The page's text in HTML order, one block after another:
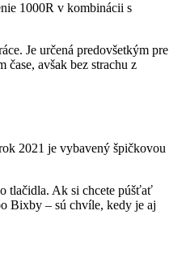
1000R v kombinácii s
Je určená predovšetkým pre
avšak bez strachu z
2021 je vybavený špičkovou
tlačidla. Ak si chcete púšťať
Bixby – sú chvíle, kedy je aj